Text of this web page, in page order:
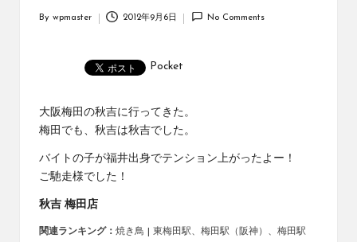
By wpmaster 2012年9月6日 No Comments
Pocket
大阪梅田の秋吉に行ってきた。
梅田でも、秋吉は秋吉でした。
バイトの子が福井出身でテンション上がったよー！
ご馳走様でした！
秋吉 梅田店
関連ランキング： 焼き鳥 東梅田駅、 梅田駅（阪神） 、 梅田駅